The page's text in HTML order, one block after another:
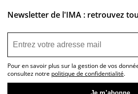
Newsletter de l'IMA : retrouvez
Pour en savoir plus sur la gestion de vos
consultez notre politique de confidentialité.